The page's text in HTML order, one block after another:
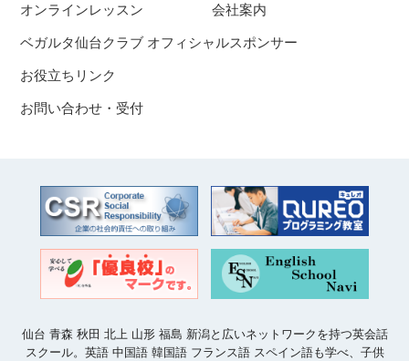
オンラインレッスン 会社案内
ベガルタ仙台クラブ オフィシャルスポンサー
お役立ちリンク
お問い合わせ・受付
仙台 青森 秋田 北上 山形 福島 新潟と広いネットワークを持つ英会話
スクール。英語 中国語 韓国語 フランス語 スペイン語も学べ、子供